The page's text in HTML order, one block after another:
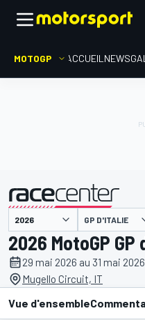
MOTOGP ACCUEIL NEWS
présenté par GP D'ITALIE
2026 MotoGP GP
29 mai 2026 au 31 mai 2026
Mugello Circuit, IT
Vue d'ensemble